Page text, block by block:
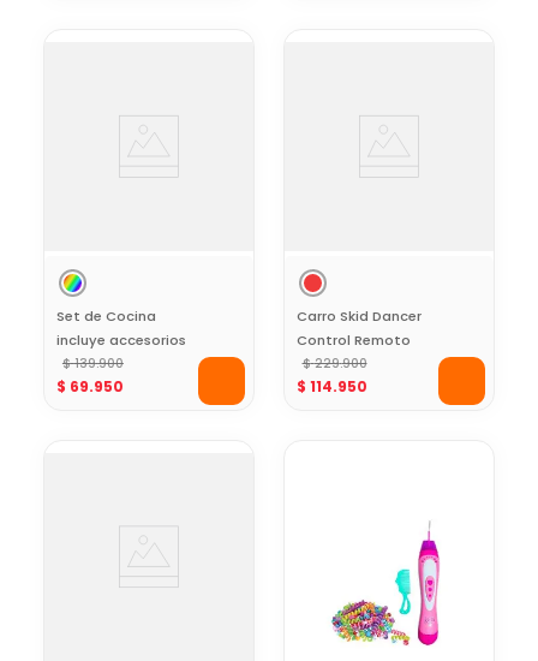
Set de Cocina
incluye accesorios
VDM Toys
$ 139.900
$ 69.950
Carro Skid Dancer
Control Remoto
Toy Logic
$ 229.900
$ 114.950